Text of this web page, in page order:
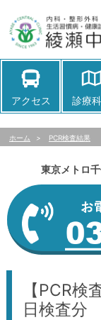
アクセス 診療
ホーム > PCR検査結果
東京メトロ
【PCR
日検査分